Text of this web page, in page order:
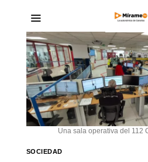
Una sala operativa del 112
SOCIEDAD